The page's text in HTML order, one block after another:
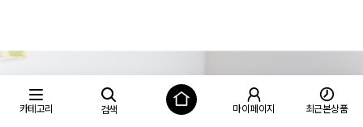
카테고리 검색 마이페이지 최근본상품